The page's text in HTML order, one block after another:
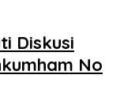
Diskusi
No